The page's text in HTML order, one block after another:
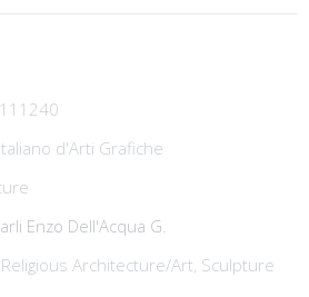
d'Arti Grafiche
Enzo Dell'Acqua G.
Religious Architecture/Art, Sculpture